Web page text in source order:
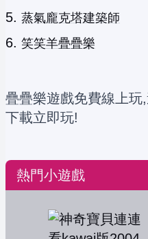
蒸氣龐克塔建築師
笑笑羊疊疊樂
疊疊樂遊戲免費線上
下載立即玩!
熱門小遊戲